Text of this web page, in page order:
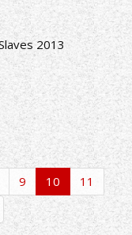
2013
9 10
11